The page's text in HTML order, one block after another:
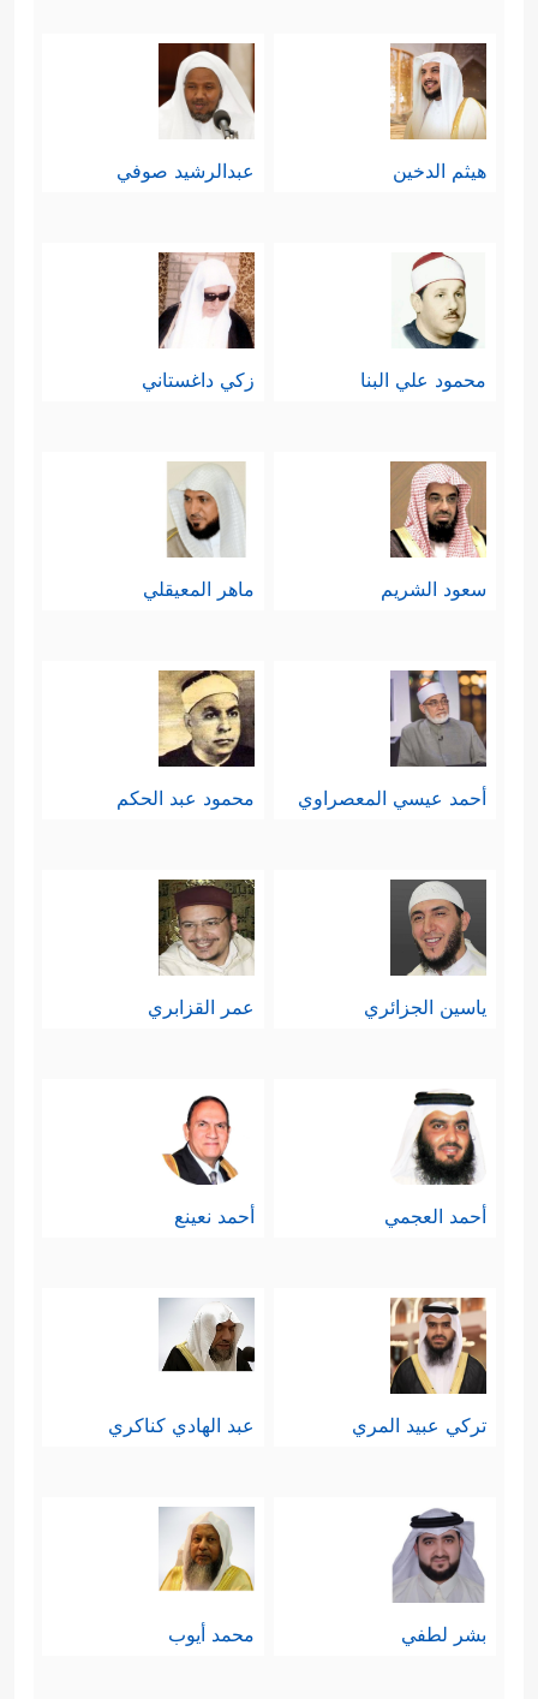
هيثم الدخين عبدالرشيد صوفي
محمود علي البنا زكي داغستاني
سعود الشريم ماهر المعيقلي
أحمد عيسي المعصراوي محمود عبد الحكم
ياسين الجزائري عمر القزابري
أحمد العجمي أحمد نعينع
تركي عبيد المري عبد الهادي كناكري
بشر لطفي محمد أيوب